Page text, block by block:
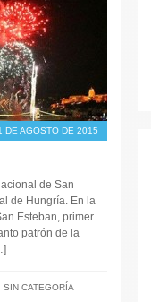
DE AGOSTO DE 2015
de San
de Hungría. En la
Esteban, primer
patrón de la
SIN CATEGORÍA